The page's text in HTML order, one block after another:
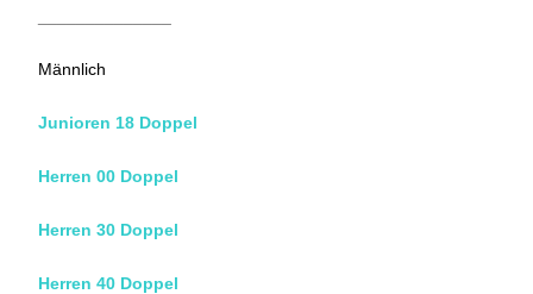
Männlich
Junioren 18 Doppel
Herren 00 Doppel
Herren 30 Doppel
Herren 40 Doppel